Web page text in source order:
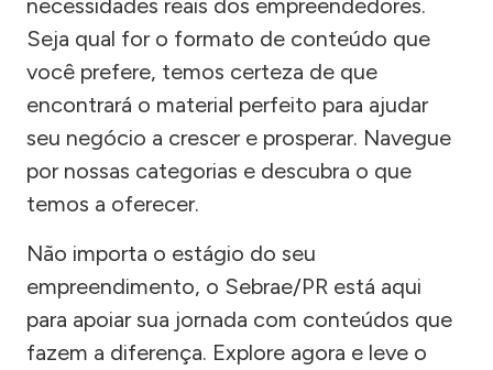
necessidades reais dos empreendedores.
Seja qual for o formato de conteúdo que
você prefere, temos certeza de que
encontrará o material perfeito para ajudar
seu negócio a crescer e prosperar. Navegue
por nossas categorias e descubra o que
temos a oferecer.
Não importa o estágio do seu
empreendimento, o Sebrae/PR está aqui
para apoiar sua jornada com conteúdos que
fazem a diferença. Explore agora e leve o